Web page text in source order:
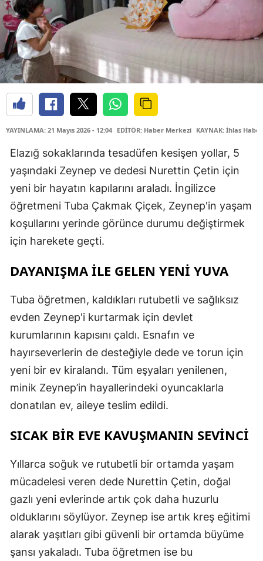
YAYINLAMA: 21 Mayıs 2026 - 12:04 EDİTÖR: Haber Merkezi KAYNAK: İhlas
Elazığ sokaklarında tesadüfen kesişen yollar, 5
yaşındaki Zeynep ve dedesi Nurettin Çetin için
yeni bir hayatın kapılarını araladı. İngilizce
öğretmeni Tuba Çakmak Çiçek, Zeynep'in yaşam
koşullarını yerinde görünce durumu değiştirmek
için harekete geçti.
DAYANIŞMA İLE GELEN YENİ YUVA
Tuba öğretmen, kaldıkları rutubetli ve sağlıksız
evden Zeynep'i kurtarmak için devlet
kurumlarının kapısını çaldı. Esnafın ve
hayırseverlerin de desteğiyle dede ve torun için
yeni bir ev kiralandı. Tüm eşyaları yenilenen,
minik Zeynep’in hayallerindeki oyuncaklarla
donatılan ev, aileye teslim edildi.
SICAK BİR EVE KAVUŞMANIN SEVİNCİ
Yıllarca soğuk ve rutubetli bir ortamda yaşam
mücadelesi veren dede Nurettin Çetin, doğal
gazlı yeni evlerinde artık çok daha huzurlu
olduklarını söylüyor. Zeynep ise artık kreş eğitimi
alarak yaşıtları gibi güvenli bir ortamda büyüme
şansı yakaladı. Tuba öğretmen ise bu